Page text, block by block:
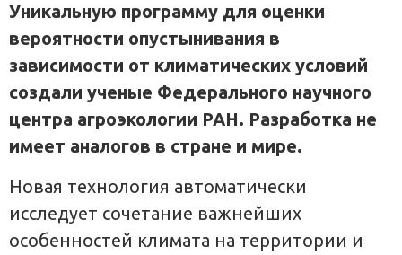
Уникальную программу для оценки
вероятности опустынивания в
зависимости от климатических условий
создали ученые Федерального научного
центра агроэкологии РАН. Разработка не
имеет аналогов в стране и мире.
Новая технология автоматически
исследует сочетание важнейших
особенностей климата на территории и